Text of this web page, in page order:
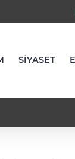
SİYASET